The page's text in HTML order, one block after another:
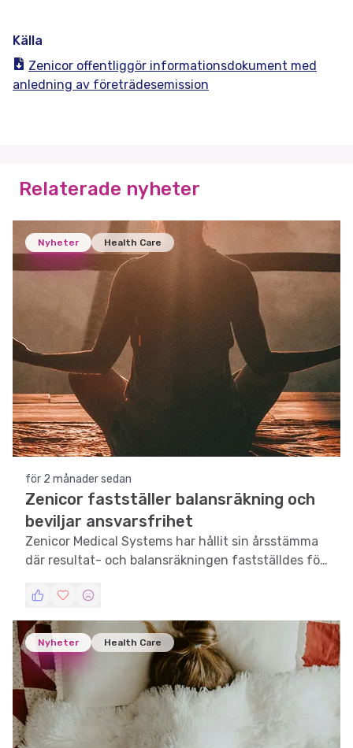
Källa
Zenicor offentliggör informationsdokument med
anledning av företrädesemission
Relaterade nyheter
Nyheter Health Care
för 2 månader sedan
Zenicor fastställer balansräkning och
beviljar ansvarsfrihet
Zenicor Medical Systems har hållit sin årsstämma
där resultat- och balansräkningen fastställdes för
Nyheter Health Care